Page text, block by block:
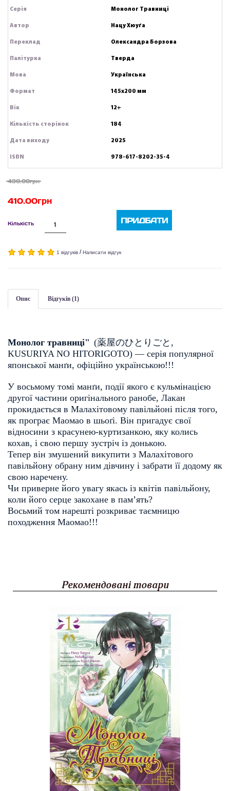
Серія Монолог Травниці
Автор Нацу Хюуґа
Переклад Олександра Борзова
Палітурка Тверда
Мова Українська
Формат 145х200 мм
Вік 12+
Кількість сторінок 184
Дата виходу 2025
ISBN 978-617-8202-35-4
430.00грн
410.00грн
Кількість ПРИДБАТИ
1 відгуків /Написати відгук
Опис Відгуків (1)
Монолог травниці" (薬屋のひとりごと
KUSURIYA NO HITORIGOTO) — серія популярної
японської манґи, офіційно українською!!!
У восьмому томі манґи, події якого є кульмінацією
другої частини оригінального ранобе, Лакан
прокидається в Малахітовому павільйоні після того,
як програє Маомао в шьоґі. Він пригадує свої
відносини з красунею-куртизанкою, яку колись
кохав, і свою першу зустріч із донькою.
Тепер він змушений викупити з Малахітового
павільйону обрану ним дівчину і забрати її додому як
свою наречену.
Чи приверне його увагу якась із квітів павільйону,
коли його серце закохане в пам’ять?
Восьмий том нарешті розкриває таємницю
походження Маомао! ! !
Рекомендовані товари